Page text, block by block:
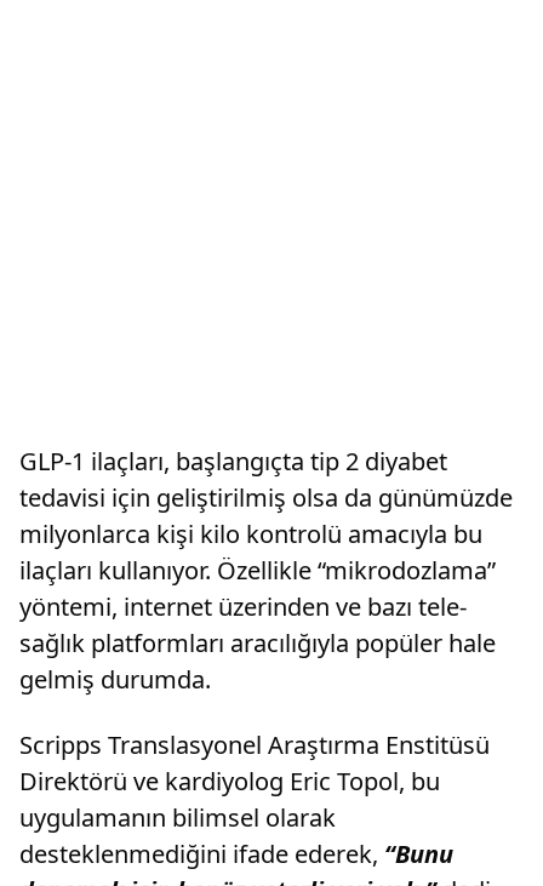
GLP-1 ilaçları, başlangıçta tip 2 diyabet
tedavisi için geliştirilmiş olsa da günümüzde
milyonlarca kişi kilo kontrolü amacıyla bu
ilaçları kullanıyor. Özellikle “mikrodozlama”
yöntemi, internet üzerinden ve bazı tele-
sağlık platformları aracılığıyla popüler hale
gelmiş durumda.
Scripps Translasyonel Araştırma Enstitüsü
Direktörü ve kardiyolog Eric Topol, bu
uygulamanın bilimsel olarak
desteklenmediğini ifade ederek, “Bunu